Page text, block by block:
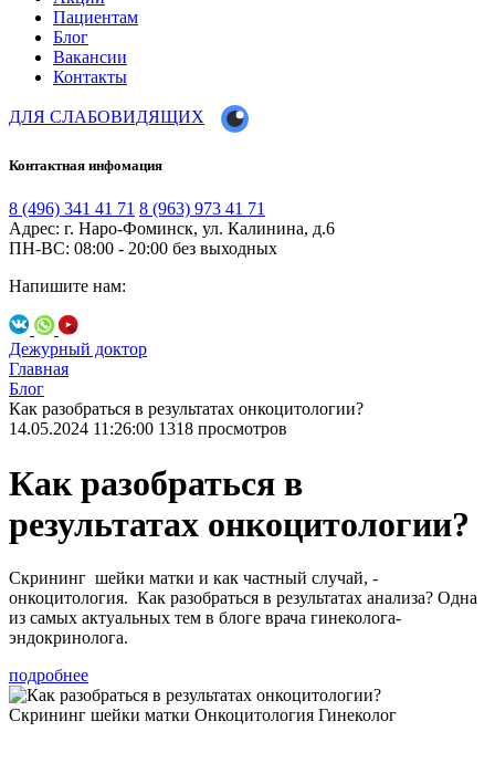
Пациентам
Блог
Вакансии
Контакты
ДЛЯ СЛАБОВИДЯЩИХ
Контактная инфомация
8 (496) 341 41 71 8 (963) 973 41 71
Адрес: г. Наро-Фоминск, ул. Калинина, д.6
ПН-ВС: 08:00 - 20:00 без выходных
Напишите нам:
Дежурный доктор
Главная
Блог
Как разобраться в результатах онкоцитологии?
14.05.2024 11:26:00 1318 просмотров
Как разобраться в
результатах онкоцитологии?
Скрининг шейки матки и как частный случай, -
онкоцитология. Как разобраться в результатах анализа? Одна
из самых актуальных тем в блоге врача гинеколога-
эндокринолога.
подробнее
Скрининг шейки матки Онкоцитология Гинеколог